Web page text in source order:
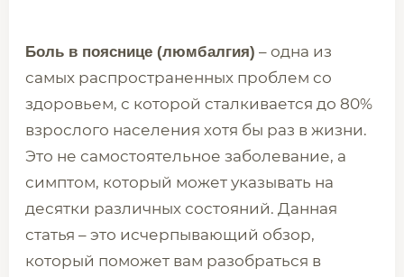
Боль в пояснице (люмбалгия) – одна из
самых распространенных проблем со
здоровьем, с которой сталкивается до 80%
взрослого населения хотя бы раз в жизни.
Это не самостоятельное заболевание, а
симптом, который может указывать на
десятки различных состояний. Данная
статья – это исчерпывающий обзор,
который поможет вам разобраться в